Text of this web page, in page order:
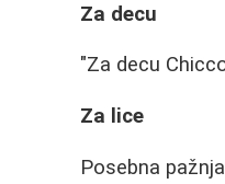
Za decu
"Za decu
Za lice
Posebna